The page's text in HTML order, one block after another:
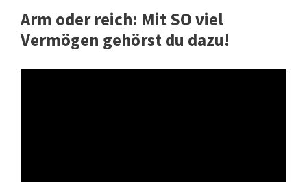
Arm oder reich: Mit SO viel
Vermögen gehörst du dazu!